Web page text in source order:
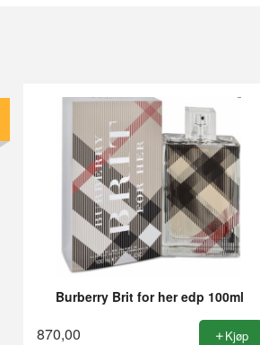
Burberry Brit for her edp 100ml
870,00 Kjøp